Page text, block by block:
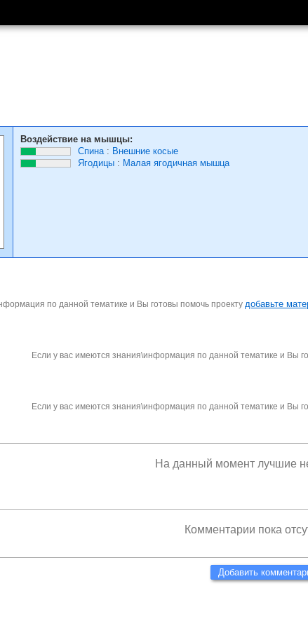
Воздействие на мышцы:
Спина: Внешние косые
Ягодицы : Малая ягодичная мышца
по данной тематике и Вы готовы помочь проекту добавьте
Если у вас имеются знания\информация по данной тематике и Вы
Если у вас имеются знания\информация по данной тематике и Вы
На данный момент лучшие
Комментарии пока
Добавить